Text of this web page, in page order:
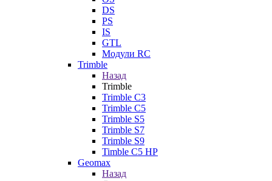
DS
PS
IS
GTL
Модули RC
Trimble
Назад
Trimble
Trimble C3
Trimble C5
Trimble S5
Trimble S7
Trimble S9
Timble C5 HP
Geomax
Назад